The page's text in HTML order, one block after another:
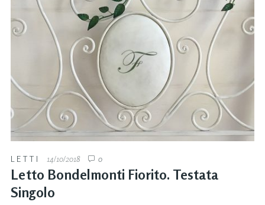
LETTI 14/10/2018 0
Letto Bondelmonti Fiorito. Testata
Singolo